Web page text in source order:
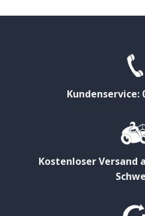
Kundenservice:
Kostenloser Versand